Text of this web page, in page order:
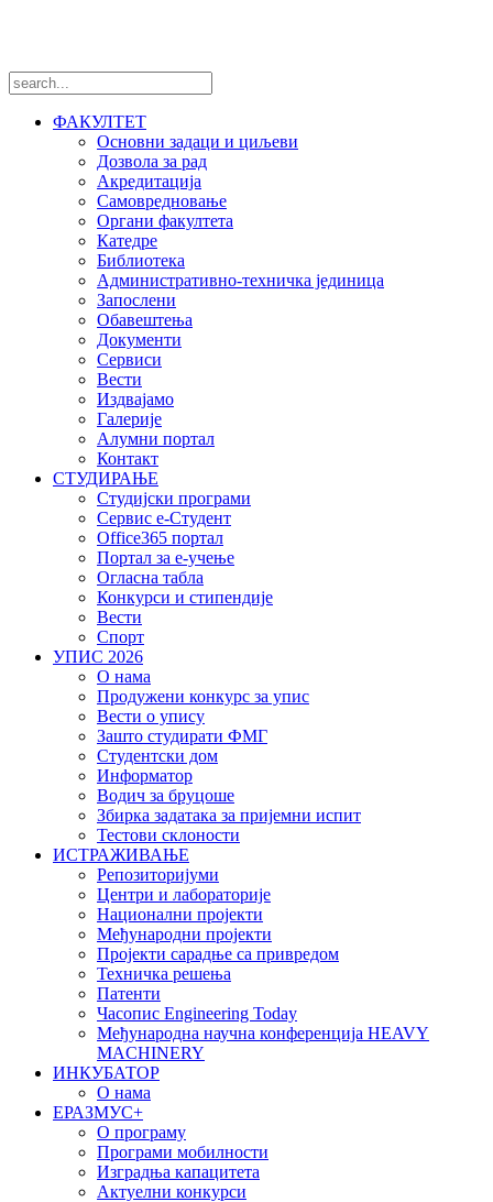
ФАКУЛТЕТ
Основни задаци и циљеви
Дозвола за рад
Акредитација
Самовредновање
Органи факултета
Катедре
Библиотека
Административно-техничка јединица
Запослени
Обавештења
Документи
Сервиси
Вести
Издвајамо
Галерије
Алумни портал
Контакт
СТУДИРАЊЕ
Студијски програми
Сервис е-Студент
Office365 портал
Портал за е-учење
Огласна табла
Конкурси и стипендије
Вести
Спорт
УПИС 2026
О нама
Продужени конкурс за упис
Вести о упису
Зашто студирати ФМГ
Студентски дом
Информатор
Водич за бруцоше
Збиркa задатака за пријемни испит
Тестови склоности
ИСТРАЖИВАЊЕ
Репозиторијуми
Центри и лабораторије
Национални пројекти
Међународни пројекти
Пројекти сарадње са привредом
Техничка решења
Патенти
Часопис Engineering Today
Међународна научна конференција HEAVY
MACHINERY
ИНКУБАТОР
О нама
EРАЗМУС+
О програму
Програми мобилности
Изградња капацитета
Актуелни конкурси